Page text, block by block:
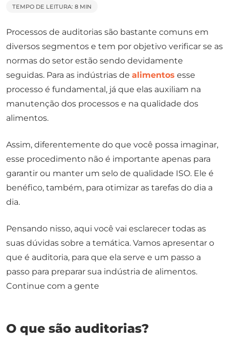
TEMPO DE LEITURA: 8 MIN
Processos de auditorias são bastante comuns em
diversos segmentos e tem por objetivo verificar se as
normas do setor estão sendo devidamente
seguidas. Para as indústrias de alimentos esse
processo é fundamental, já que elas auxiliam na
manutenção dos processos e na qualidade dos
alimentos.
Assim, diferentemente do que você possa imaginar,
esse procedimento não é importante apenas para
garantir ou manter um selo de qualidade ISO. Ele é
benéfico, também, para otimizar as tarefas do dia a
dia.
Pensando nisso, aqui você vai esclarecer todas as
suas dúvidas sobre a temática. Vamos apresentar o
que é auditoria, para que ela serve e um passo a
passo para preparar sua indústria de alimentos.
Continue com a gente
O que são auditorias?